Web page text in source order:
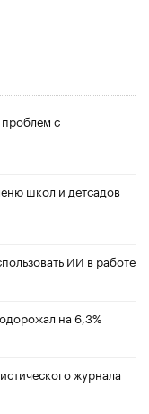
с
школ и детсадов
ИИ в работе
на 6,3%
журнала